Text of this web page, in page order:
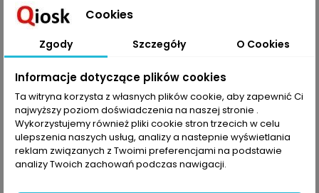
Ilość 
OPIS SZCZEGÓŁY PRODUKTU
Zeszyt Sabriny Robótki podporządkowany jest głównej
zasadzie: kolorowi. Co prawda przygotowaliśmy kilka serwetek
Cookies
Zgody Szczegóły O Cookies
Informacje dotyczące plików cookies
Ta witryna korzysta z własnych plików cookie, aby zapewnić Ci
najwyższy poziom doświadczenia na naszej stronie .
Wykorzystujemy również pliki cookie stron trzecich w celu
ulepszenia naszych usług, analizy a nastepnie wyświetlania
reklam związanych z Twoimi preferencjami na podstawie
analizy Twoich zachowań podczas nawigacji.